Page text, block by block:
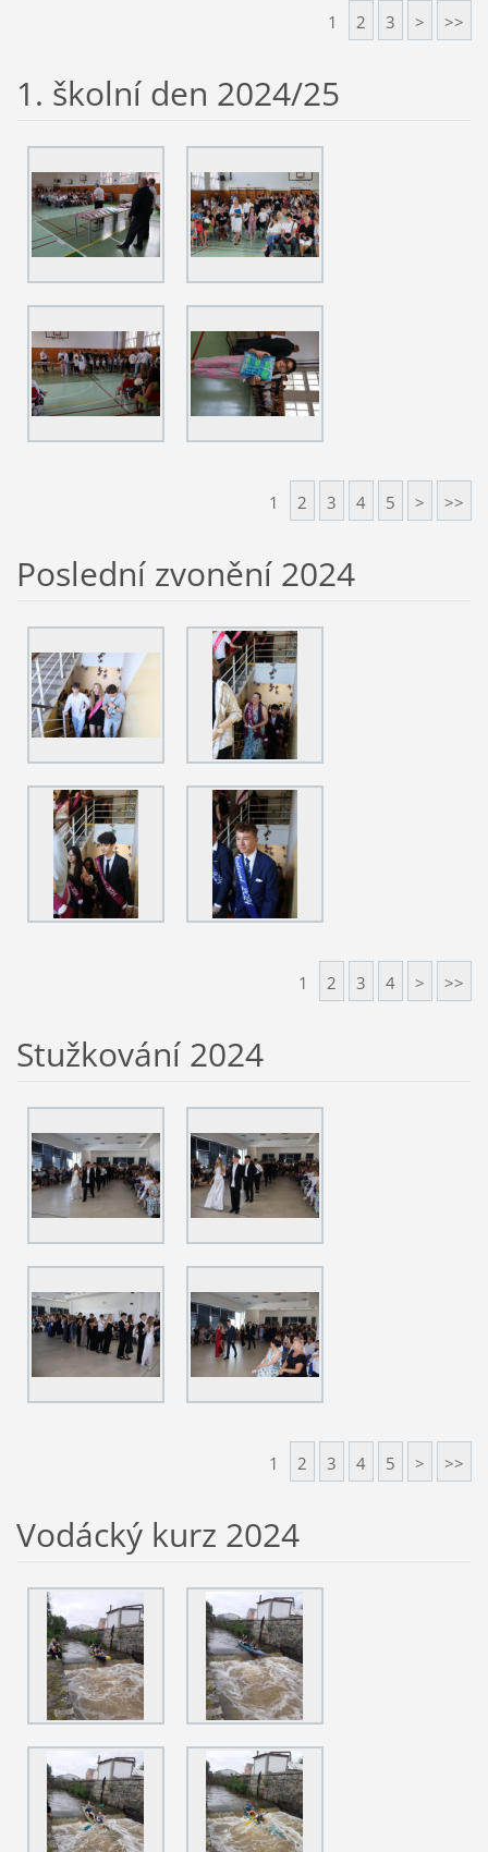
1 2 3 > >>
1. školní den 2024/25
1 2 3 4 5 > >>
Poslední zvonění 2024
1 2 3 4 > >>
Stužkování 2024
1 2 3 4 5 > >>
Vodácký kurz 2024